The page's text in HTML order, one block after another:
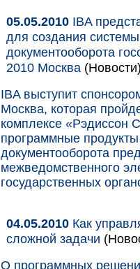
05.05.2010 IBA
для создания
документооборота
2010 Москва
IBA выступит
Москва, которая
комплексе «Рэдиссон
программные
документооборота
межведомственного
государственных
04.05.2010 Как
сложной задачи
О программных